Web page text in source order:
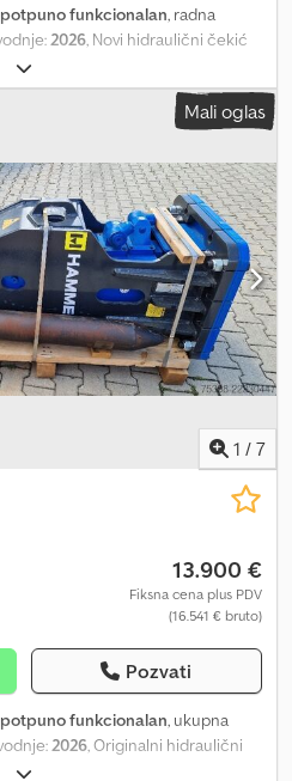
potpuno funkcionalan, radna
2026, Novi hidraulični čekić
Ajzltdksl Dok Uključuje set za
Mali oglas
1 / 7
13.900 €
Fiksna cena plus PDV
(16.541 € bruto)
Pozvati
potpuno funkcionalan, ukupna
2026, Originalni hidraulični
Dedpfezltctsx Al Dock